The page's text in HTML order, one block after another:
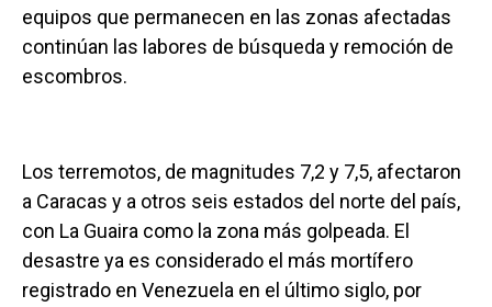
equipos que permanecen en las zonas afectadas
continúan las labores de búsqueda y remoción de
escombros.
Los terremotos, de magnitudes 7,2 y 7,5, afectaron
a Caracas y a otros seis estados del norte del país,
con La Guaira como la zona más golpeada. El
desastre ya es considerado el más mortífero
registrado en Venezuela en el último siglo, por